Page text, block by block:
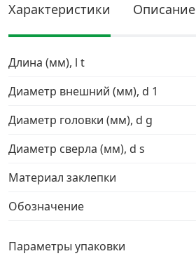
Хомуты и шуруп-шпильки
Грузовой крепеж
Комплекты и наборы крепежа
Характеристики Описание
Длина (мм), l t
Диаметр внешний (мм), d 1
Диаметр головки (мм), d g
Диаметр сверла (мм), d s
Материал заклепки
Обозначение
Параметры упаковки